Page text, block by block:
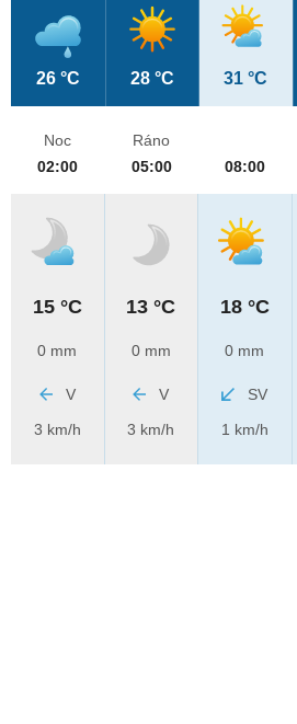
26 °C 28 °C 31 °C
Noc
02:00
15 °C
0 mm
V
3 km/h
Ráno
05:00
13 °C
0 mm
V
3 km/h
08:00
18 °C
0 mm
SV
1 km/h